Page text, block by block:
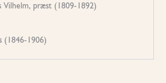
Vilhelm, præst (1809-1892)
(1846-1906)